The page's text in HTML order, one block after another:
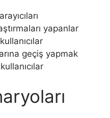
yapanlar
geçiş yapmak